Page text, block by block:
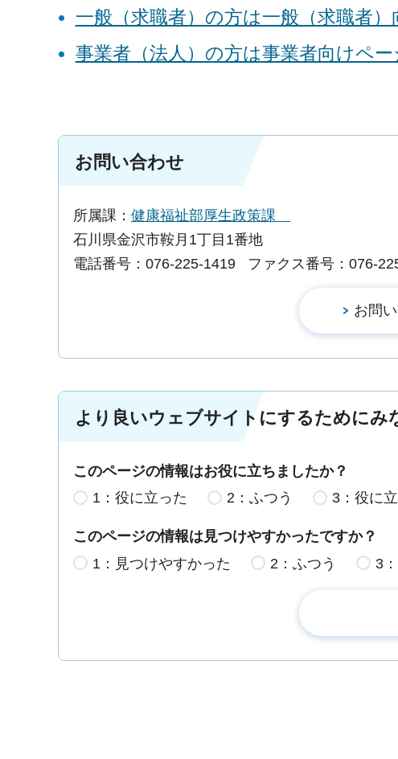
一般（求職者）の方は一般（求職者
事業者（法人）の方は事業者向けペ
お問い合わせ
所属課： 健康福祉部厚生政策課
石川県金沢市鞍月1丁目1番地
電話番号：076-225-1419
ファクス番号：076-
より良いウェブサイトにするために
このページの情報はお役に立ちましたか？
1：役に立った
2：ふつう 3：役に
このページの情報は見つけやすかったですか？
1：見つけやすかった
2：ふつう 3